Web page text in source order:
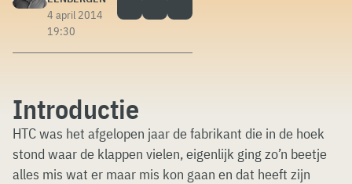
4 april 2014
19:30
Introductie
HTC was het afgelopen jaar de fabrikant die in de hoek
stond waar de klappen vielen, eigenlijk ging zo’n beetje
alles mis wat er maar mis kon gaan en dat heeft zijn